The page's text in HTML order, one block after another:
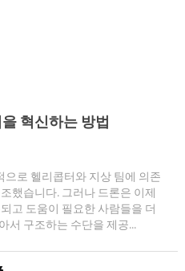
혁신하는 방법
으로 헬리콥터와 지상 팀에 의존
했습니다. 그러나 드론은 이제
고 도움이 필요한 사람들을 더
서 구조하는 수단을 제공...